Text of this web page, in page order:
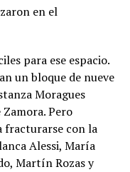
en el
para ese espacio.
un bloque de nueve
Moragues
Pero
fracturarse con la
Alessi, María
Martín Rozas y